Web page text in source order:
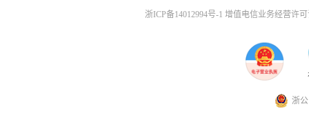
浙ICP备14012994号-1 增值电信业务经营许
浙公